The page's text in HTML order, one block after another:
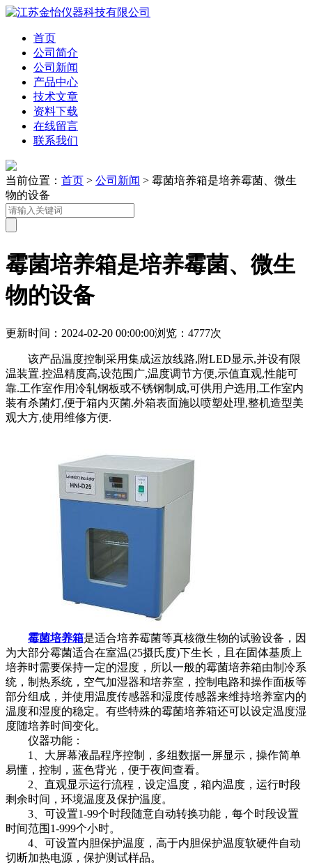
首页
公司简介
公司新闻
产品中心
技术文章
资料下载
在线留言
联系我们
当前位置： 首页 > 公司新闻 > 霉菌培养箱是培养霉菌、微生
物的设备
霉菌培养箱是培养霉菌、微生
物的设备
更新时间：2024-02-20 00:00:00浏览：4777次
该产品温度控制采用集成运放线路,附LED显示,并设有限
温装置.控温精度高,设范围广,温度调节方便,示值直观,性能可
靠.工作室作用冷轧钢板或不锈钢制成,可供用户选用,工作室内
装有杀菌灯,便于箱内灭菌.外箱表面施以喷塑处理,整机造型美
观大方,使用维修方便.
霉菌培养箱是适合培养霉菌等真核微生物的试验设备，因
为大部分霉菌适合在室温(25摄氏度)下生长，且在固体基质上
培养时需要保持一定的湿度，所以一般的霉菌培养箱由制冷系
统，制热系统，空气加湿器和培养室，控制电路和操作面板等
部分组成，并使用温度传感器和湿度传感器来维持培养室内的
温度和湿度的稳定。有些特殊的霉菌培养箱还可以设定温度湿
度随培养时间变化。
仪器功能：
1、大屏幕液晶程序控制，多组数据一屏显示，操作简单
易懂，控制，蓝色背光，便于夜间查看。
2、直观显示运行流程，设定温度，箱内温度，运行时段
剩余时间，环境温度及保护温度。
3、可设置1-99个时段随意自动转换功能，每个时段设置
时间范围1-999个小时。
4、可设置内胆保护温度，高于内胆保护温度软硬件自动
切断加热电源，保护测试样品。